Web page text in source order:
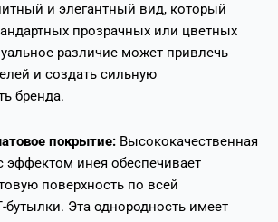
и элегантный вид, который
прозрачных или цветных
различие может привлечь
и создать сильную
бренда.
покрытие: Высококачественная
эффектом инея обеспечивает
поверхность по всей
бутылки. Эта однородность имеет